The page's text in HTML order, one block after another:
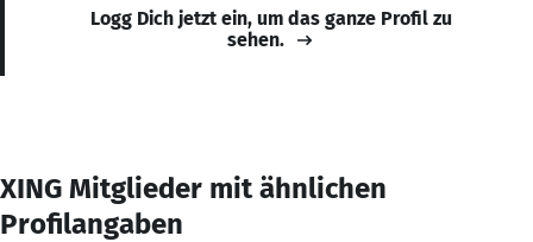
Logg Dich jetzt ein, um das ganze Profil zu
sehen.
XING Mitglieder mit ähnlichen
Profilangaben